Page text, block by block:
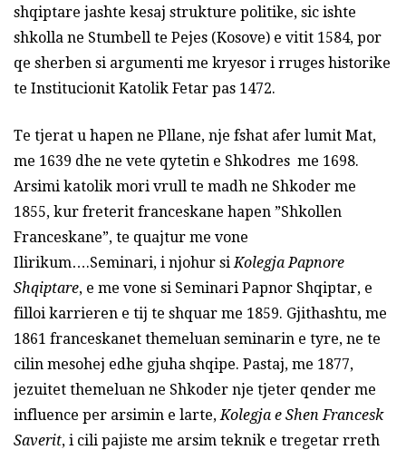
shqiptare jashte kesaj strukture politike, sic ishte
shkolla ne Stumbell te Pejes (Kosove) e vitit 1584, por
qe sherben si argumenti me kryesor i rruges historike
te Institucionit Katolik Fetar pas 1472.
Te tjerat u hapen ne Pllane, nje fshat afer lumit Mat,
me 1639 dhe ne vete qytetin e Shkodres me 1698.
Arsimi katolik mori vrull te madh ne Shkoder me
1855, kur freterit franceskane hapen ”Shkollen
Franceskane”, te quajtur me vone
Ilirikum….Seminari, i njohur si Kolegja Papnore
Shqiptare, e me vone si Seminari Papnor Shqiptar, e
filloi karrieren e tij te shquar me 1859. Gjithashtu, me
1861 franceskanet themeluan seminarin e tyre, ne te
cilin mesohej edhe gjuha shqipe. Pastaj, me 1877,
jezuitet themeluan ne Shkoder nje tjeter qender me
influence per arsimin e larte, Kolegja e Shen Francesk
Saverit, i cili pajiste me arsim teknik e tregetar rreth